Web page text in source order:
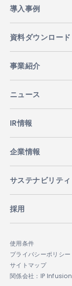
導入事例
資料ダウンロード
事業紹介
ニュース
IR情報
企業情報
サステナビリティ
採用
使用条件
プライバシーポリシー
サイトマップ
関係会社：IP Infusion